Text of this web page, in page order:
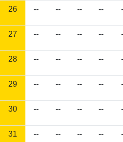
26 -- -- -- --
27 -- -- -- --
28 -- -- -- --
29 -- -- -- --
30 -- -- -- --
31 -- -- -- --